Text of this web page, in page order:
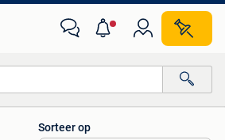
Sorteer op